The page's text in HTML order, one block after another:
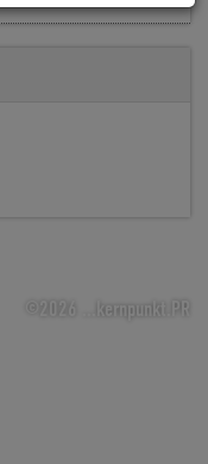
©2026 ...kernpunkt.PR